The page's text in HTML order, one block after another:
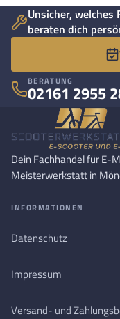
Unsicher, welches
beraten dich
BERATUNG
02161 2955
Dein Fachhandel für E-
Meisterwerkstatt in
INFORMATIONEN
Datenschutz
Impressum
Versand- und